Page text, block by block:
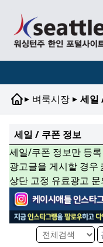
▸ 벼룩시장 ▸ 세일
세일 / 쿠폰 정보
세일/쿠폰 정보만 등
광고글을 게시할 경우
상단 고정 유료광고